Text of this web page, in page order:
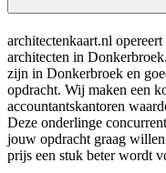
architectenkaart.nl
architecten in
zijn in Donkerbroek en
opdracht. Wij maken een
accountantskantoren
Deze onderlinge
jouw opdracht graag
prijs een stuk beter wordt